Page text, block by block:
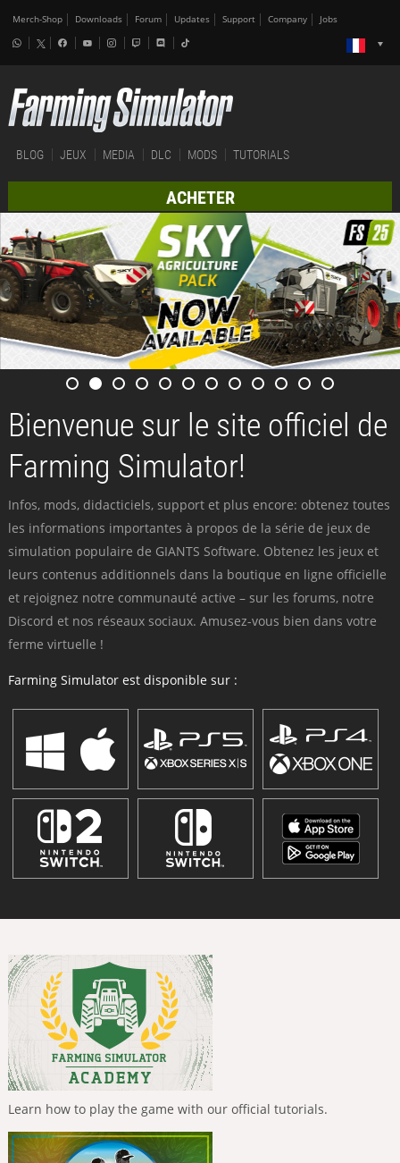
Merch-Shop Downloads Forum Updates Support Company Jobs
BLOG JEUX MEDIA DLC MODS TUTORIALS
ACHETER
Bienvenue sur le site officiel de
Farming Simulator!
Infos, mods, didacticiels, support et plus encore: obtenez toutes
les informations importantes à propos de la série de jeux de
simulation populaire de GIANTS Software. Obtenez les jeux et
leurs contenus additionnels dans la boutique en ligne officielle
et rejoignez notre communauté active – sur les forums, notre
Discord et nos réseaux sociaux. Amusez-vous bien dans votre
ferme virtuelle !
Farming Simulator est disponible sur :
Learn how to play the game with our official tutorials.